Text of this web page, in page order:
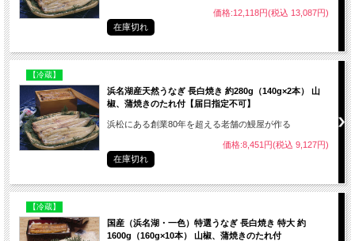
価格:12,118円(税込 13,087円)
在庫切れ
【冷蔵】
浜名湖産天然うなぎ 長白焼き 約280g（140g×2本） 山
椒、蒲焼きのたれ付【届日指定不可】
浜松にある創業80年を超える老舗の鰻屋が作る
価格:8,451円(税込 9,127円)
在庫切れ
【冷蔵】
国産（浜名湖・一色）特選うなぎ 長白焼き 特大 約
1600g（160g×10本） 山椒、蒲焼きのたれ付